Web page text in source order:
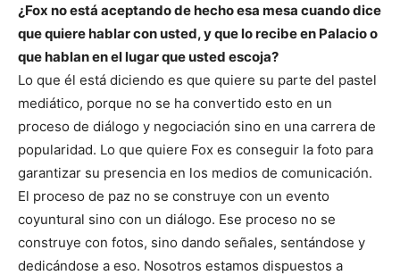
¿Fox no está aceptando de hecho esa mesa cuando dice
que quiere hablar con usted, y que lo recibe en Palacio o
que hablan en el lugar que usted escoja?
Lo que él está diciendo es que quiere su parte del pastel
mediático, porque no se ha convertido esto en un
proceso de diálogo y negociación sino en una carrera de
popularidad. Lo que quiere Fox es conseguir la foto para
garantizar su presencia en los medios de comunicación.
El proceso de paz no se construye con un evento
coyuntural sino con un diálogo. Ese proceso no se
construye con fotos, sino dando señales, sentándose y
dedicándose a eso. Nosotros estamos dispuestos a